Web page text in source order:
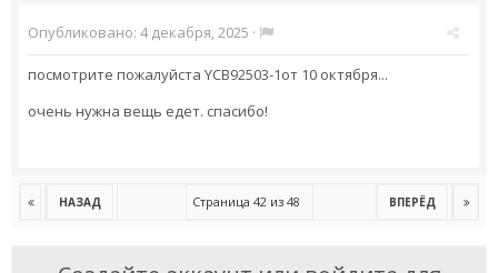
Опубликовано: 4 декабря, 2025 ·
посмотрите пожалуйста YCB92503-1от 10 октября...
очень нужна вещь едет. спасибо!
НАЗАД ВПЕРЁД
Страница 42 из 48